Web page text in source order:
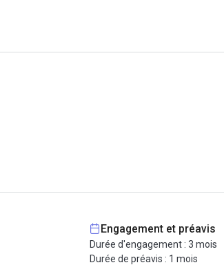
Engagement et préavis
Durée d'engagement : 3 mois
Durée de préavis : 1 mois